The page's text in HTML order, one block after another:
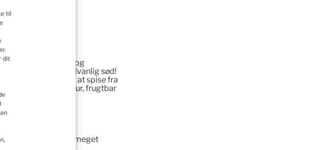
til
dit
– 10 planter
der er let at dyrke og
frugtesløs og usædvanlig sød!
ikke kun til at spise fra
permeabel, let sur, frugtbar
efterår,
og “gyldne” frø, meget